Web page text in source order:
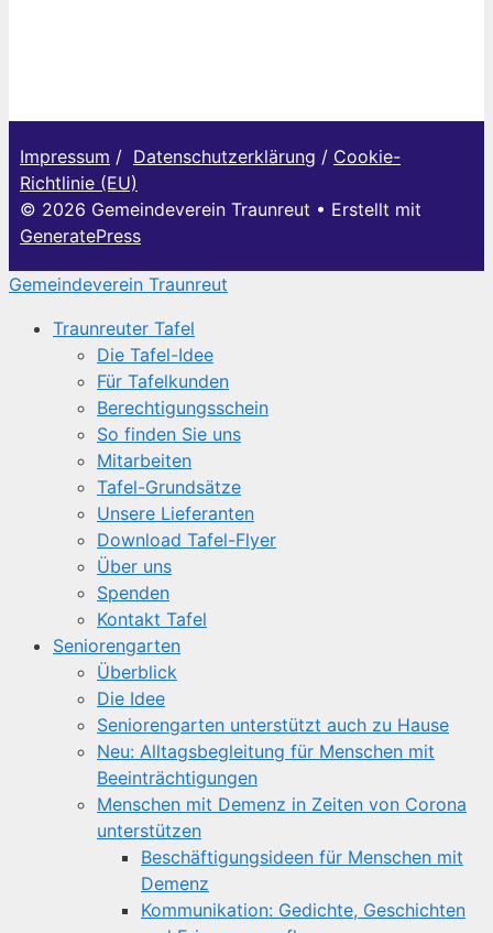
Impressum / Datenschutzerklärung / Cookie-
Richtlinie (EU)
© 2026 Gemeindeverein Traunreut • Erstellt mit
GeneratePress
Gemeindeverein Traunreut
Traunreuter Tafel
Die Tafel-Idee
Für Tafelkunden
Berechtigungsschein
So finden Sie uns
Mitarbeiten
Tafel-Grundsätze
Unsere Lieferanten
Download Tafel-Flyer
Über uns
Spenden
Kontakt Tafel
Seniorengarten
Überblick
Die Idee
Seniorengarten unterstützt auch zu Hause
Neu: Alltagsbegleitung für Menschen mit
Beeinträchtigungen
Menschen mit Demenz in Zeiten von Corona
unterstützen
Beschäftigungsideen für Menschen mit
Demenz
Kommunikation: Gedichte, Geschichten